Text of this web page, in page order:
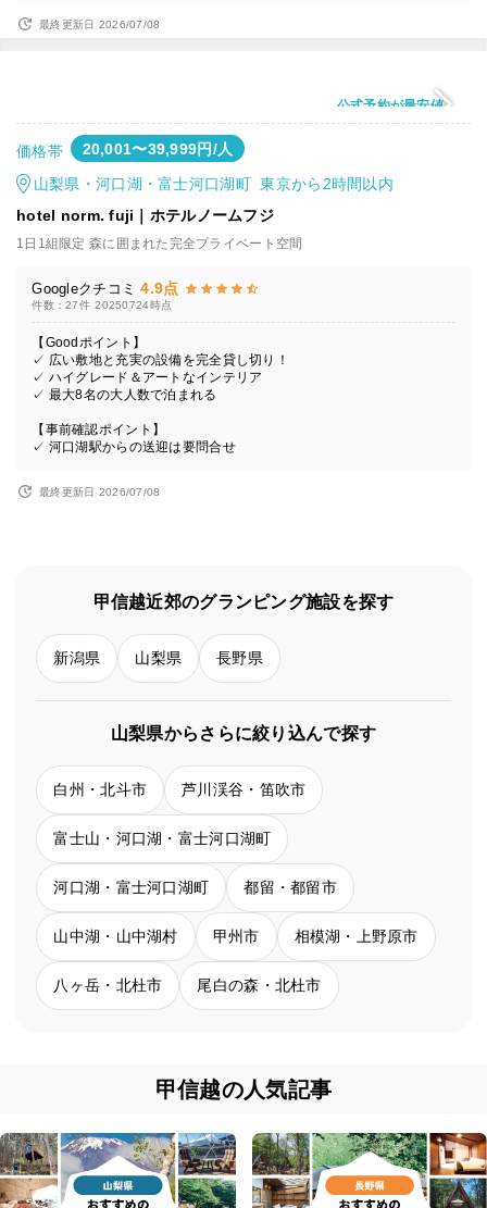
最終更新日 2026/07/08
公式予約が最安値
価格帯 20,001〜39,999円/人
山梨県・河口湖・富士河口湖町 東京から2時間以内
hotel norm. fuji｜ホテルノームフジ
1日1組限定 森に囲まれた完全プライベート空間
Googleクチコミ 4.9点
件数：27件 20250724時点
【Goodポイント】
✓ 広い敷地と充実の設備を完全貸し切り！
✓ ハイグレード＆アートなインテリア
✓ 最大8名の大人数で泊まれる
【事前確認ポイント】
✓ 河口湖駅からの送迎は要問合せ
最終更新日 2026/07/08
甲信越近郊のグランピング施設を探す
新潟県 山梨県 長野県
山梨県からさらに絞り込んで探す
白州・北斗市 芦川渓谷・笛吹市
富士山・河口湖・富士河口湖町
河口湖・富士河口湖町 都留・都留市
山中湖・山中湖村 甲州市 相模湖・上野原市
八ヶ岳・北杜市 尾白の森・北杜市
甲信越の人気記事